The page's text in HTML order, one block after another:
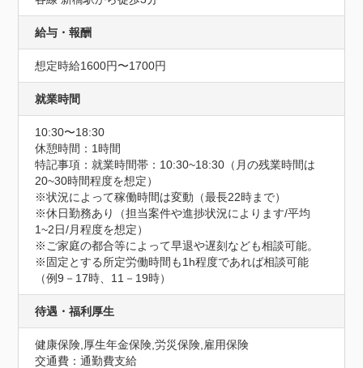
給与・報酬
想定時給1600円〜1700円
就業時間
10:30〜18:30
休憩時間：1時間
特記事項：就業時間帯：10:30~18:30（月の残業時間は
20~30時間程度を想定）
※状況によって稼働時間は変動（最長22時まで）
※休日勤務あり（担当案件や進捗状況によります/平均
1~2日/月程度を想定）
※ご家庭の都合等によって早退や遅刻なども相談可能。
※固定とする所定労働時間も1h程度であれば相談可能
（例9－17時、11－19時）
待遇・福利厚生
健康保険,厚生年金保険,労災保険,雇用保険
交通費：通勤費支給